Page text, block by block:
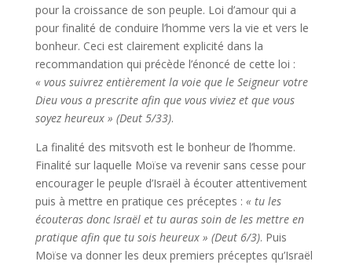
pour la croissance de son peuple. Loi d’amour qui a
pour finalité de conduire l’homme vers la vie et vers le
bonheur. Ceci est clairement explicité dans la
recommandation qui précède l’énoncé de cette loi :
« vous suivrez entièrement la voie que le Seigneur votre
Dieu vous a prescrite afin que vous viviez et que vous
soyez heureux » (Deut 5/33).
La finalité des mitsvoth est le bonheur de l’homme.
Finalité sur laquelle Moïse va revenir sans cesse pour
encourager le peuple d’Israël à écouter attentivement
puis à mettre en pratique ces préceptes : « tu les
écouteras donc Israël et tu auras soin de les mettre en
pratique afin que tu sois heureux » (Deut 6/3). Puis
Moïse va donner les deux premiers préceptes qu’Israël